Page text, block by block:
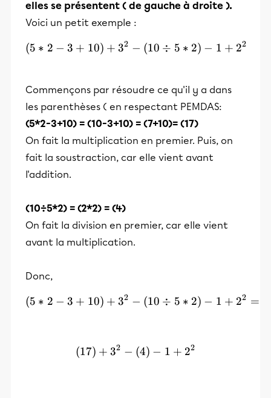
elles se présentent ( de gauche à droite ).
Voici un petit exemple :
(5*2-3+10)+3^2-
(5 ∗ 2 − 3 + 10) + 32 − (10 ÷ 5 ∗ 2) − 1 + 22
Commençons par résoudre ce qu'il y a dans
les parenthèses ( en respectant PEMDAS:
(5*2-3+10) = (10-3+10) = (7+10)= (17)
On fait la multiplication en premier. Puis, on
fait la soustraction, car elle vient avant
l'addition.
(10÷5*2) = (2*2) = (4)
On fait la division en premier, car elle vient
avant la multiplication.
Donc,
(5*2-3+10)+3^2-
(5 ∗ 2 − 3 + 10) + 32 − (10 ÷ 5 ∗ 2) − 1 + 22 =
(17)+3^2-(4)-1+2^2
(17) + 32 − (4) − 1 + 22